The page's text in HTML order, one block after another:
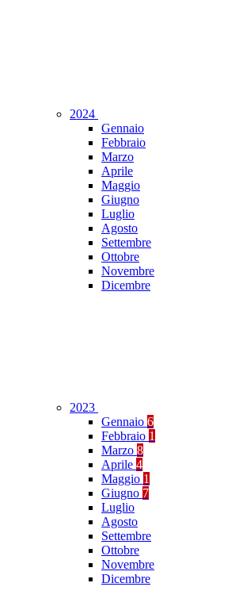
2024
Gennaio
Febbraio
Marzo
Aprile
Maggio
Giugno
Luglio
Agosto
Settembre
Ottobre
Novembre
Dicembre
2023
Gennaio 6
Febbraio 1
Marzo 8
Aprile 4
Maggio 1
Giugno 7
Luglio
Agosto
Settembre
Ottobre
Novembre
Dicembre